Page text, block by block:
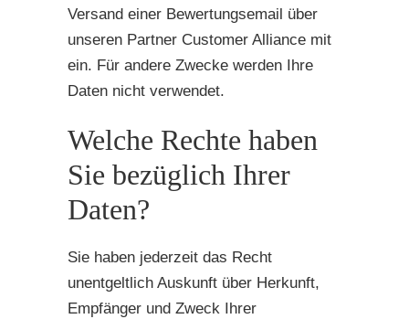
Versand einer Bewertungsemail über
unseren Partner Customer Alliance mit
ein. Für andere Zwecke werden Ihre
Daten nicht verwendet.
Welche Rechte haben
Sie bezüglich Ihrer
Daten?
Sie haben jederzeit das Recht
unentgeltlich Auskunft über Herkunft,
Empfänger und Zweck Ihrer